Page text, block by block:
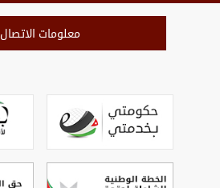
معلومات الاتصال